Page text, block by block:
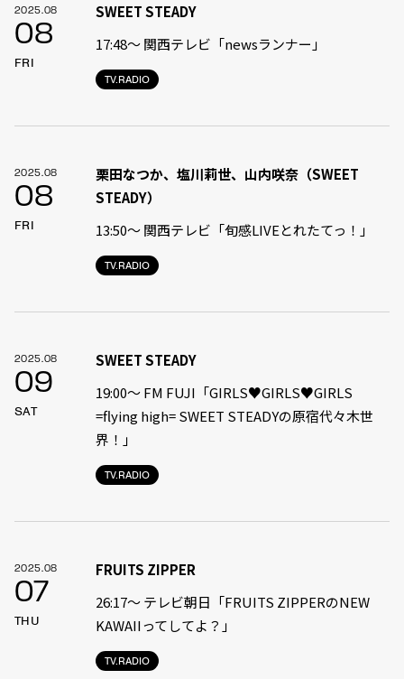
2025.08
08
FRI
TV.RADIO
SWEET STEADY
17:48〜 関西テレビ「newsランナー」
2025.08
08
FRI
TV.RADIO
栗田なつか、塩川莉世、山内咲奈（SWEET
STEADY）
13:50〜 関西テレビ「旬感LIVEとれたてっ！」
2025.08
09
SAT
TV.RADIO
SWEET STEADY
19:00〜 FM FUJI「GIRLS♥GIRLS♥GIRLS
=flying high= SWEET STEADYの原宿代々木世
界！」
2025.08
07
THU
TV.RADIO
FRUITS ZIPPER
26:17～ テレビ朝日「FRUITS ZIPPERのNEW
KAWAIIってしてよ？」